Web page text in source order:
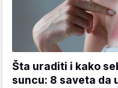
Šta uraditi i kako
suncu: 8 saveta da